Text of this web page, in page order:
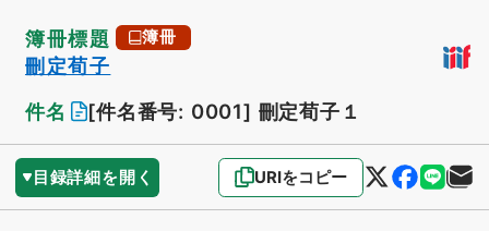
簿冊標題 簿冊
刪定荀子
件名
[件名番号: 0001] 刪定荀子１
目録詳細を開く URIをコピー